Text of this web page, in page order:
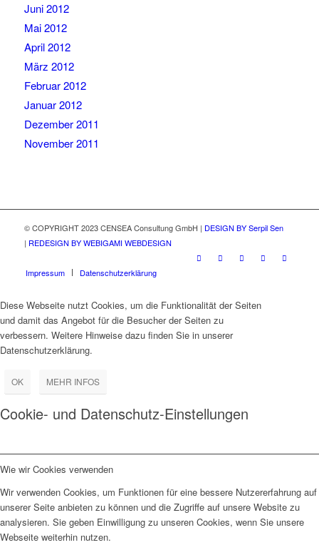
Juni 2012
Mai 2012
April 2012
März 2012
Februar 2012
Januar 2012
Dezember 2011
November 2011
© COPYRIGHT 2023 CENSEA Consultung GmbH | DESIGN BY Serpil Sen
| REDESIGN BY WEBIGAMI WEBDESIGN
Impressum Datenschutzerklärung
Diese Webseite nutzt Cookies, um die Funktionalität der Seiten
und damit das Angebot für die Besucher der Seiten zu
verbessern. Weitere Hinweise dazu finden Sie in unserer
Datenschutzerklärung.
OK MEHR INFOS
Cookie- und Datenschutz-Einstellungen
Wie wir Cookies verwenden
Wir verwenden Cookies, um Funktionen für eine bessere Nutzererfahrung auf
unserer Seite anbieten zu können und die Zugriffe auf unsere Website zu
analysieren. Sie geben Einwilligung zu unseren Cookies, wenn Sie unsere
Webseite weiterhin nutzen.